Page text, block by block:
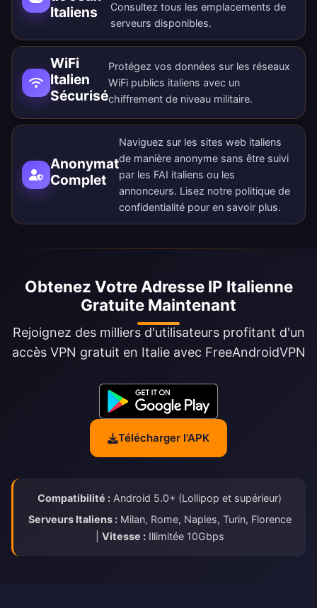
Italiens
Consultez tous les emplacements de
serveurs disponibles.
WiFi
Italien
Sécurisé
Protégez vos données sur les réseaux
WiFi publics italiens avec un
chiffrement de niveau militaire.
Anonymat
Complet
Naviguez sur les sites web italiens
de manière anonyme sans être suivi
par les FAI italiens ou les
annonceurs. Lisez notre politique de
confidentialité pour en savoir plus.
Obtenez Votre Adresse IP Italienne
Gratuite Maintenant
Rejoignez des milliers d'utilisateurs profitant d'un
accès VPN gratuit en Italie avec FreeAndroidVPN
Télécharger l'APK
Compatibilité : Android 5.0+ (Lollipop et supérieur)
Serveurs Italiens :Milan, Rome, Naples, Turin, Florence
Vitesse :Illimitée 10Gbps